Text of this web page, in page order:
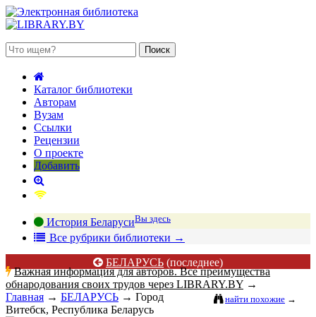
Каталог библиотеки
Авторам
Вузам
Ссылки
Рецензии
О проекте
Добавить
История БеларусиВы здесь
Все рубрики библиотеки →
БЕЛАРУСЬ (последнее)
Важная информация для авторов. Все преимущества
обнародования своих трудов через LIBRARY.BY →
найти похожие →
Главная → БЕЛАРУСЬ → Город
Витебск, Республика Беларусь